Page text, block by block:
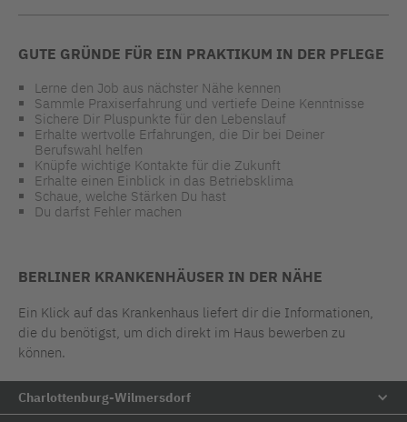
GUTE GRÜNDE FÜR EIN PRAKTIKUM IN DER PFLEGE
Lerne den Job aus nächster Nähe kennen
Sammle Praxiserfahrung und vertiefe Deine Kenntnisse
Sichere Dir Pluspunkte für den Lebenslauf
Erhalte wertvolle Erfahrungen, die Dir bei Deiner
Berufswahl helfen
Knüpfe wichtige Kontakte für die Zukunft
Erhalte einen Einblick in das Betriebsklima
Schaue, welche Stärken Du hast
Du darfst Fehler machen
BERLINER KRANKENHÄUSER IN DER NÄHE
Ein Klick auf das Krankenhaus liefert dir die Informationen,
die du benötigst, um dich direkt im Haus bewerben zu
können.
Charlottenburg-Wilmersdorf